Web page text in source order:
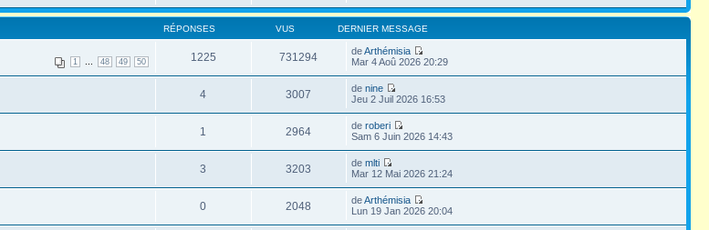
RÉPONSES VUS DERNIER MESSAGE
1 48 49 50 1225 731294 deArthémisia
Mar 4 Aoû 2026 20:29
4 3007 denine
Jeu 2 Juil 2026 16:53
1 2964 deroberi
Sam 6 Juin 2026 14:43
3 3203 demlti
Mar 12 Mai 2026 21:24
0 2048 deArthémisia
Lun 19 Jan 2026 20:04